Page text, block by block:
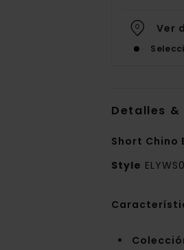
Ver
Detalles
Short Chino
Style